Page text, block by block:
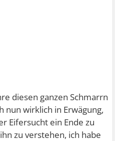
diesen ganzen Schmarrn
nun wirklich in Erwägung,
Eifersucht ein Ende zu
zu verstehen, ich habe